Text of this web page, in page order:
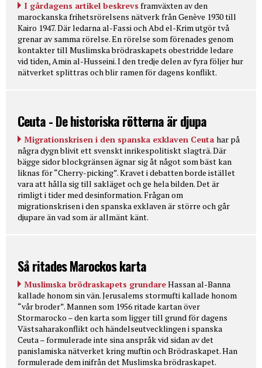
I gårdagens artikel beskrevs framväxten av den
marockanska frihetsrörelsens nätverk från Genève 1930 till
Kairo 1947. Där ledarna al-Fassi och Abd el-Krim utgör två
grenar av samma rörelse. En rörelse som förenades genom
kontakter till Muslimska brödraskapets obestridde ledare
vid tiden, Amin al-Husseini. I den tredje delen av fyra följer hur
nätverket splittras och blir ramen för dagens konflikt.
Ceuta - De historiska rötterna är djupa
Migrationskrisen i den spanska exklaven Ceuta har på
några dygn blivit ett svenskt inrikespolitiskt slagträ. Där
bägge sidor blockgränsen ägnar sig åt något som bäst kan
liknas för “Cherry-picking”. Kravet i debatten borde istället
vara att hålla sig till sakläget och ge hela bilden. Det är
rimligt i tider med desinformation. Frågan om
migrationskrisen i den spanska exklaven är större och går
djupare än vad som är allmänt känt.
Så ritades Marockos karta
Muslimska brödraskapets grundareHassan al-Banna
kallade honom sin vän. Jerusalems stormufti kallade honom
“vår broder”. Mannen som 1956 ritade kartan över
Stormarocko – den karta som ligger till grund för dagens
Västsaharakonflikt och händelseutvecklingen i spanska
Ceuta – formulerade inte sina anspråk vid sidan av det
panislamiska nätverket kring muftin och Brödraskapet. Han
formulerade dem inifrån det Muslimska brödraskapet.